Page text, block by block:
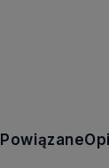
Powiązane